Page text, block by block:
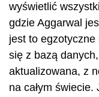
wyświetlić
gdzie Aggarwal
jest to egzotyczne
się z bazą
aktualizowana, z
na całym